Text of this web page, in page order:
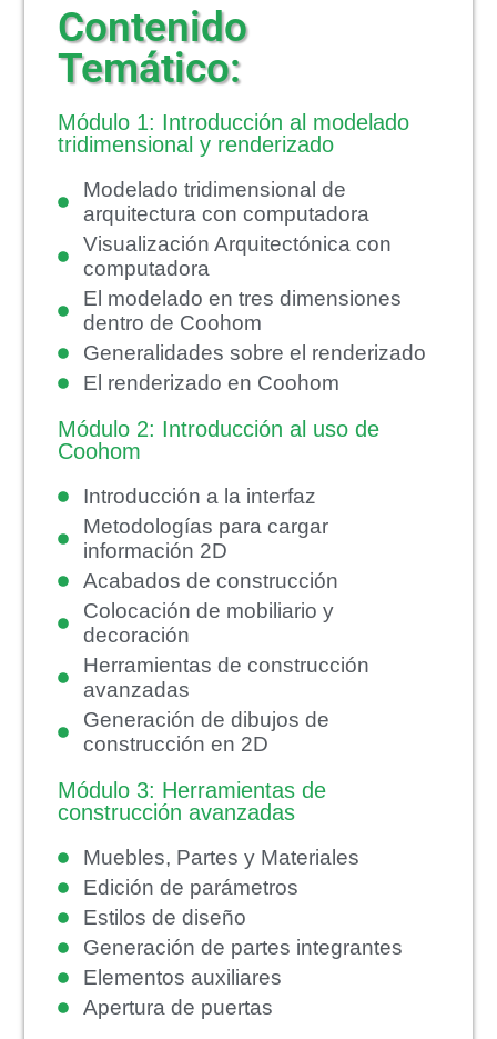
Contenido
Temático:
Módulo 1: Introducción al modelado
tridimensional y renderizado
Modelado tridimensional de
arquitectura con computadora
Visualización Arquitectónica con
computadora
El modelado en tres dimensiones
dentro de Coohom
Generalidades sobre el renderizado
El renderizado en Coohom
Módulo 2: Introducción al uso de
Coohom
Introducción a la interfaz
Metodologías para cargar
información 2D
Acabados de construcción
Colocación de mobiliario y
decoración
Herramientas de construcción
avanzadas
Generación de dibujos de
construcción en 2D
Módulo 3: Herramientas de
construcción avanzadas
Muebles, Partes y Materiales
Edición de parámetros
Estilos de diseño
Generación de partes integrantes
Elementos auxiliares
Apertura de puertas